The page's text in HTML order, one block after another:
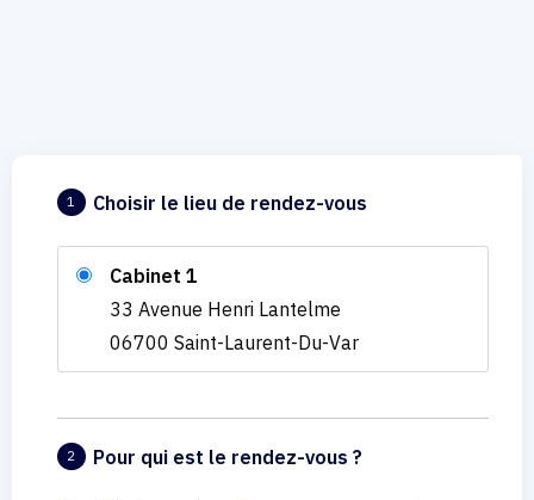
1 Choisir le lieu de rendez-vous
Cabinet 1
33 Avenue Henri Lantelme
06700 Saint-Laurent-Du-Var
2 Pour qui est le rendez-vous ?